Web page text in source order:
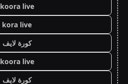
koora live
kora live
كورة لايف
koora live
كورة لايف